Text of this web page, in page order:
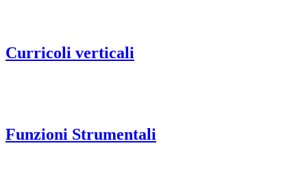
Curricoli verticali
Funzioni Strumentali